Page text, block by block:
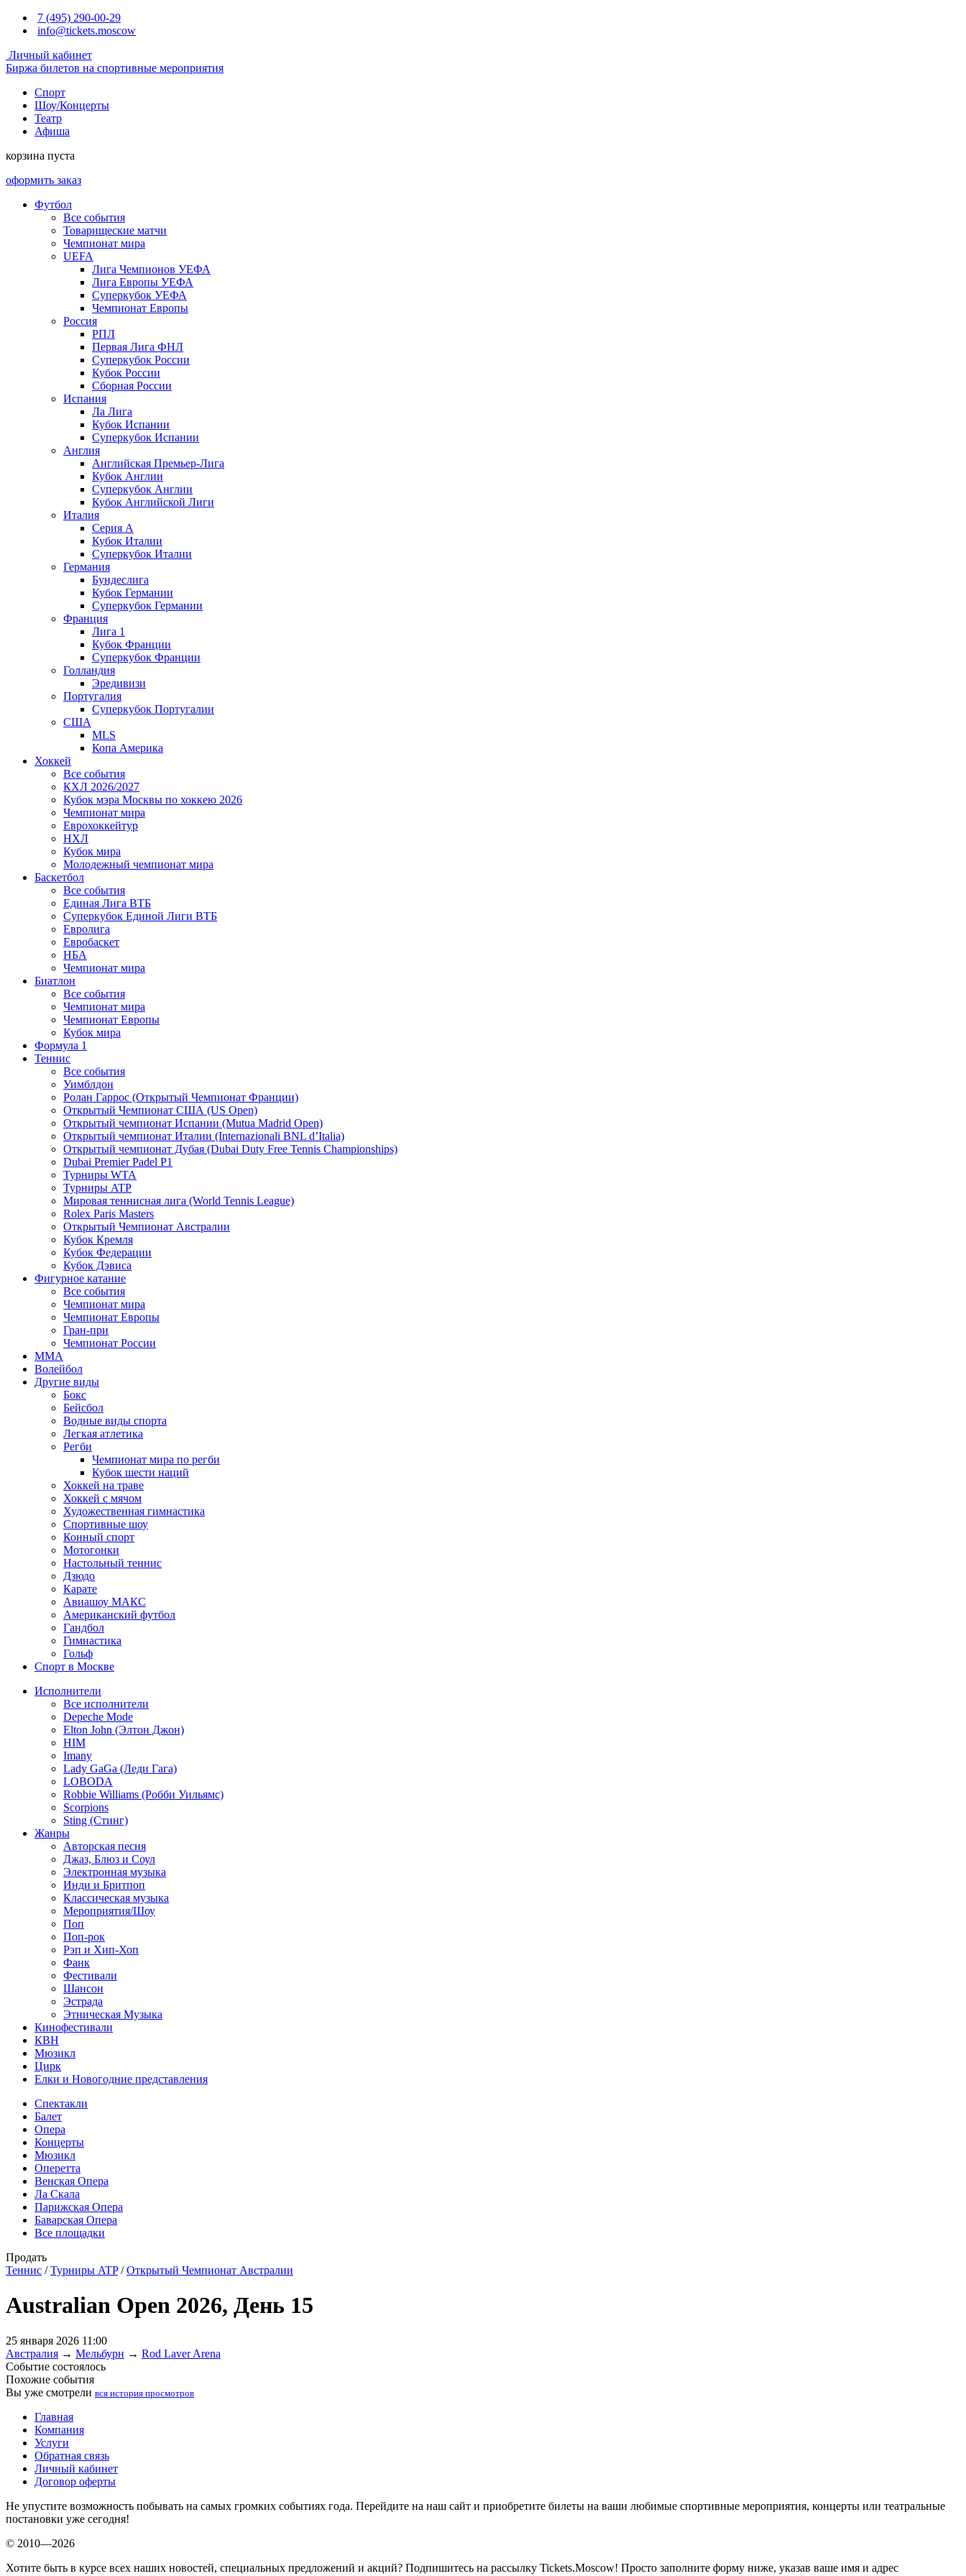
7 (495) 290-00-29
info@tickets.moscow
Личный кабинет
Биржа билетов на спортивные мероприятия
Спорт
Шоу/Концерты
Театр
Афиша
корзина пуста
оформить заказ
Футбол
Все события
Товарищеские матчи
Чемпионат мира
UEFA
Лига Чемпионов УЕФА
Лига Европы УЕФА
Суперкубок УЕФА
Чемпионат Европы
Россия
РПЛ
Первая Лига ФНЛ
Суперкубок России
Кубок России
Сборная России
Испания
Ла Лига
Кубок Испании
Суперкубок Испании
Англия
Английская Премьер-Лига
Кубок Англии
Суперкубок Англии
Кубок Английской Лиги
Италия
Серия А
Кубок Италии
Суперкубок Италии
Германия
Бундеслига
Кубок Германии
Суперкубок Германии
Франция
Лига 1
Кубок Франции
Суперкубок Франции
Голландия
Эредивизи
Португалия
Суперкубок Португалии
США
MLS
Копа Америка
Хоккей
Все события
КХЛ 2026/2027
Кубок мэра Москвы по хоккею 2026
Чемпионат мира
Еврохоккейтур
НХЛ
Кубок мира
Молодежный чемпионат мира
Баскетбол
Все события
Единая Лига ВТБ
Суперкубок Единой Лиги ВТБ
Евролига
Евробаскет
НБА
Чемпионат мира
Биатлон
Все события
Чемпионат мира
Чемпионат Европы
Кубок мира
Формула 1
Теннис
Все события
Уимблдон
Ролан Гаррос (Открытый Чемпионат Франции)
Открытый Чемпионат США (US Open)
Открытый чемпионат Испании (Mutua Madrid Open)
Открытый чемпионат Италии (Internazionali BNL d’Italia)
Открытый чемпионат Дубая (Dubai Duty Free Tennis Championships)
Dubai Premier Padel P1
Турниры WTA
Турниры ATP
Мировая теннисная лига (World Tennis League)
Rolex Paris Masters
Открытый Чемпионат Австралии
Кубок Кремля
Кубок Федерации
Кубок Дэвиса
Фигурное катание
Все события
Чемпионат мира
Чемпионат Европы
Гран-при
Чемпионат России
MMA
Волейбол
Другие виды
Бокс
Бейсбол
Водные виды спорта
Легкая атлетика
Регби
Чемпионат мира по регби
Кубок шести наций
Хоккей на траве
Хоккей с мячом
Художественная гимнастика
Спортивные шоу
Конный спорт
Мотогонки
Настольный теннис
Дзюдо
Карате
Авиашоу МАКС
Американский футбол
Гандбол
Гимнастика
Гольф
Спорт в Москве
Исполнители
Все исполнители
Depeche Mode
Elton John (Элтон Джон)
HIM
Imany
Lady GaGa (Леди Гага)
LOBODA
Robbie Williams (Робби Уильямс)
Scorpions
Sting (Стинг)
Жанры
Авторская песня
Джаз, Блюз и Соул
Электронная музыка
Инди и Бритпоп
Классическая музыка
Мероприятия/Шоу
Поп
Поп-рок
Рэп и Хип-Хоп
Фанк
Фестивали
Шансон
Эстрада
Этническая Музыка
Кинофестивали
КВН
Мюзикл
Цирк
Елки и Новогодние представления
Спектакли
Балет
Опера
Концерты
Мюзикл
Оперетта
Венская Опера
Ла Скала
Парижская Опера
Баварская Опера
Все площадки
Продать
Теннис /Турниры ATP/Открытый Чемпионат Австралии
Australian Open 2026, День 15
25 января 2026 11:00
Австралия → Мельбурн → Rod Laver Arena
Событие состоялось
Похожие события
Вы уже смотрели вся история просмотров
Главная
Компания
Услуги
Обратная связь
Личный кабинет
Договор оферты
Не упустите возможность побывать на самых громких событиях года. Перейдите на наш сайт и приобретите билеты на ваши любимые спортивные мероприятия, концерты или театральные
постановки уже сегодня!
© 2010—2026
Хотите быть в курсе всех наших новостей, специальных предложений и акций? Подпишитесь на рассылку Tickets.Moscow! Просто заполните форму ниже, указав ваше имя и адрес